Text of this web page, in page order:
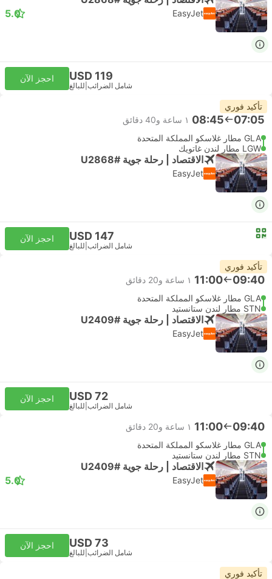
EasyJet
5.0
USD 119
شامل الضرائب للبالغ
احجز الآن
تأكيد فوري
07:05
08:45 ١ ساعة و‫40 دقائق
GLA مطار غلاسكو المملكة المتحدة
LGW مطار لندن غاتويك
الاقتصاد | رحلة جوية #U2868
EasyJet
USD 147
شامل الضرائب للبالغ
احجز الآن
تأكيد فوري
09:40
11:00 ١ ساعة و‫20 دقائق
GLA مطار غلاسكو المملكة المتحدة
STN مطار لندن ستانستيد
الاقتصاد | رحلة جوية #U2409
EasyJet
USD 72
شامل الضرائب للبالغ
احجز الآن
09:40
11:00 ١ ساعة و‫20 دقائق
GLA مطار غلاسكو المملكة المتحدة
STN مطار لندن ستانستيد
الاقتصاد | رحلة جوية #U2409
EasyJet
5.0
USD 73
شامل الضرائب للبالغ
احجز الآن
تأكيد فوري